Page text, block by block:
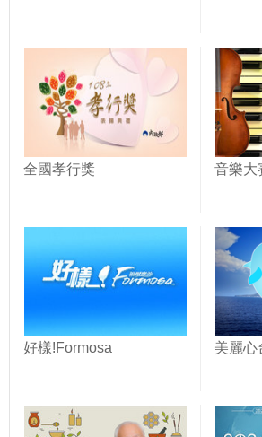
全國孝行獎 音樂大
好樣!Formosa 美麗心